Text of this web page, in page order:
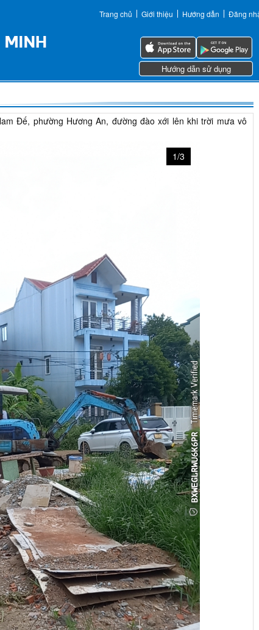
Trang chủ Giới thiệu Hướng dẫn Đăng
Hướng dẫn sử dụng
Đế, phường Hương An, đường đào xới lên khi trời mưa vô
1/3